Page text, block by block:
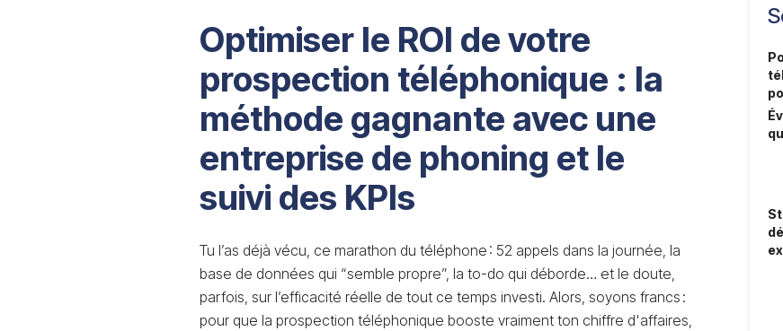
Optimiser le ROI de votre
prospection téléphonique : la
méthode gagnante avec une
entreprise de phoning et le
suivi des KPIs
Tu l’as déjà vécu, ce marathon du téléphone : 52 appels dans la journée, la
base de données qui “semble propre”, la to-do qui déborde… et le doute,
parfois, sur l’efficacité réelle de tout ce temps investi. Alors, soyons francs :
pour que la prospection téléphonique booste vraiment ton chiffre d'affaires,